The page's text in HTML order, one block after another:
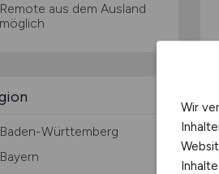
Remote aus dem Ausland
möglich
Baden-Württemberg
Bayern
Wir